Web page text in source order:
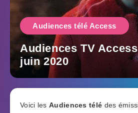
Audiences télé Access
Audiences TV
juin 2020
Voici les Audiences télé des